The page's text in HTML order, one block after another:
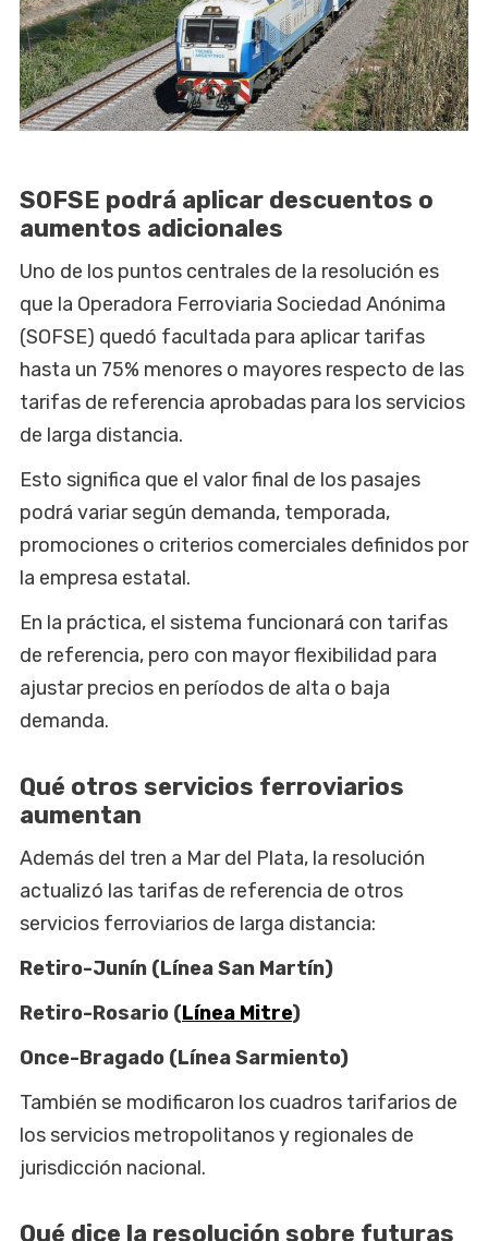
SOFSE podrá aplicar descuentos o
aumentos adicionales
Uno de los puntos centrales de la resolución es
que la Operadora Ferroviaria Sociedad Anónima
(SOFSE) quedó facultada para aplicar tarifas
hasta un 75% menores o mayores respecto de las
tarifas de referencia aprobadas para los servicios
de larga distancia.
Esto significa que el valor final de los pasajes
podrá variar según demanda, temporada,
promociones o criterios comerciales definidos por
la empresa estatal.
En la práctica, el sistema funcionará con tarifas
de referencia, pero con mayor flexibilidad para
ajustar precios en períodos de alta o baja
demanda.
Qué otros servicios ferroviarios
aumentan
Además del tren a Mar del Plata, la resolución
actualizó las tarifas de referencia de otros
servicios ferroviarios de larga distancia:
Retiro-Junín (Línea San Martín)
Retiro-Rosario (Línea Mitre)
Once-Bragado (Línea Sarmiento)
También se modificaron los cuadros tarifarios de
los servicios metropolitanos y regionales de
jurisdicción nacional.
Qué dice la resolución sobre futuras